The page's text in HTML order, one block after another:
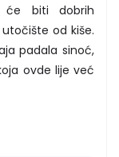
će biti dobrih
od kiše.
padala sinoć,
ovde lije već